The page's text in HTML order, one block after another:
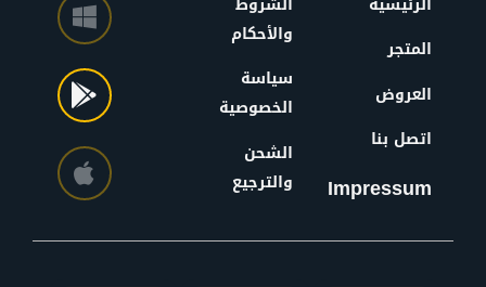
المتجر
العروض
اتصل بنا
Impressum
والأحكام
سياسة
الخصوصية
الشحن
والترجيع